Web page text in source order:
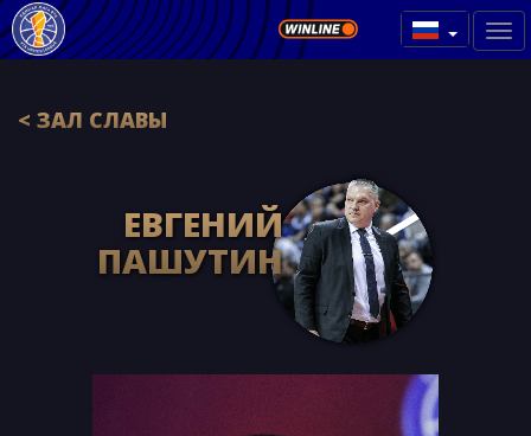
< ЗАЛ СЛАВЫ
ЕВГЕНИЙ
ПАШУТИН